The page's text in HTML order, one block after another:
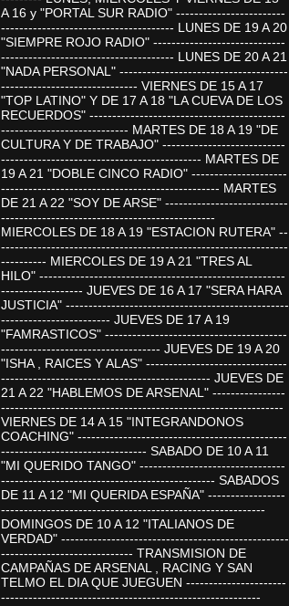
A 16 y "PORTAL SUR RADIO" ------------------------
-------------------------------------- LUNES DE 19 A 20
"SIEMPRE ROJO RADIO" -----------------------------
-------------------------------------- LUNES DE 20 A 21
"NADA PERSONAL" -------------------------------------
------------------------------ VIERNES DE 15 A 17
"TOP LATINO" Y DE 17 A 18 "LA CUEVA DE LOS
RECUERDOS" -------------------------------------------
---------------------------- MARTES DE 18 A 19 "DE
CULTURA Y DE TRABAJO" ---------------------------
-------------------------------------------- MARTES DE
19 A 21 "DOBLE CINCO RADIO" ---------------------
------------------------------------------------ MARTES
DE 21 A 22 "SOY DE ARSE" ---------------------------
-----------------------------------------------
MIERCOLES DE 18 A 19 "ESTACION RUTERA" --
---------------------------------------------------------------
---------- MIERCOLES DE 19 A 21 "TRES AL
HILO" ------------------------------------------------------
------------------ JUEVES DE 16 A 17 "SERA HARA
JUSTICIA" -------------------------------------------------
------------------------ JUEVES DE 17 A 19
"FAMRASTICOS" ----------------------------------------
----------------------------------- JUEVES DE 19 A 20
"ISHA , RAICES Y ALAS" -------------------------------
---------------------------------------------- JUEVES DE
21 A 22 "HABLEMOS DE ARSENAL" ----------------
--------------------------------------------------------------
VIERNES DE 14 A 15 "INTEGRANDONOS
COACHING" ----------------------------------------------
-------------------------------- SABADO DE 10 A 11
"MI QUERIDO TANGO" --------------------------------
----------------------------------------------- SABADOS
DE 11 A 12 "MI QUERIDA ESPAÑA" -----------------
----------------------------------------------------------
DOMINGOS DE 10 A 12 "ITALIANOS DE
VERDAD" --------------------------------------------------
----------------------------- TRANSMISION DE
CAMPAÑAS DE ARSENAL , RACING Y SAN
TELMO EL DIA QUE JUEGUEN ----------------------
---------------------------------------------------------